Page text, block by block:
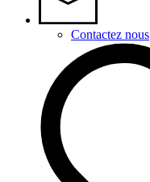
Contactez nous